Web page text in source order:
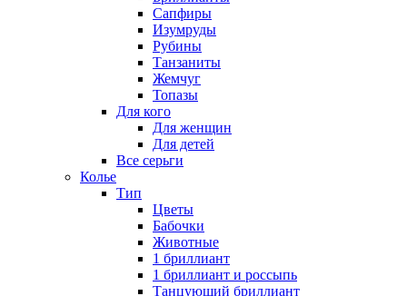
Сапфиры
Изумруды
Рубины
Танзаниты
Жемчуг
Топазы
Для кого
Для женщин
Для детей
Все серьги
Колье
Тип
Цветы
Бабочки
Животные
1 бриллиант
1 бриллиант и россыпь
Танцующий бриллиант